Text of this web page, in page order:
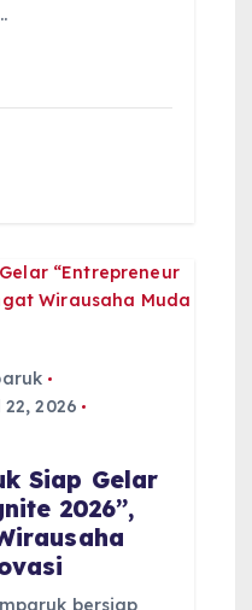
2026
Siap Gelar
2026”,
bersiap